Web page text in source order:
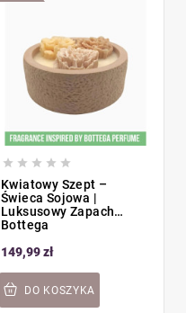
    
Kwiatowy Szept –
Świeca Sojowa |
Luksusowy Zapach
Bottega
149,99 zł
DO KOSZYKA